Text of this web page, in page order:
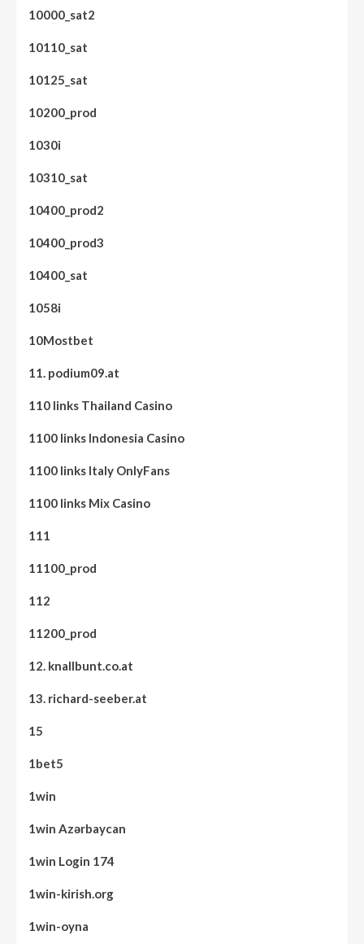
10000_sat2
10110_sat
10125_sat
10200_prod
1030i
10310_sat
10400_prod2
10400_prod3
10400_sat
1058i
10Mostbet
11. podium09.at
110 links Thailand Casino
1100 links Indonesia Casino
1100 links Italy OnlyFans
1100 links Mix Casino
111
11100_prod
112
11200_prod
12. knallbunt.co.at
13. richard-seeber.at
15
1bet5
1win
1win Azərbaycan
1win Login 174
1win-kirish.org
1win-oyna